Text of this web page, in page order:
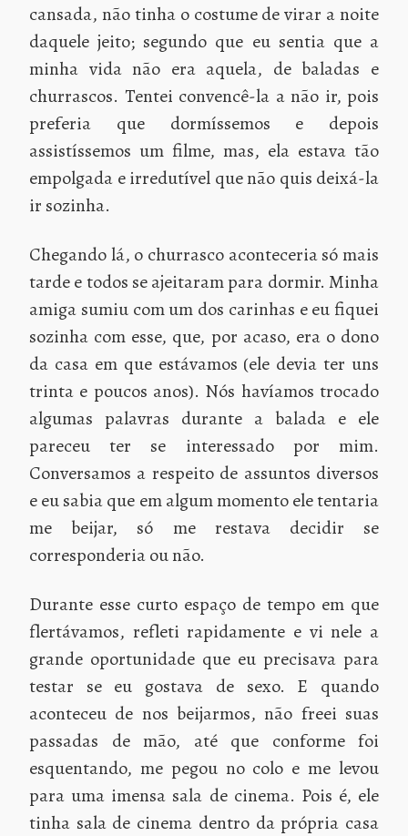
cansada, não tinha o costume de virar a noite
daquele jeito; segundo que eu sentia que a
minha vida não era aquela, de baladas e
churrascos. Tentei convencê-la a não ir, pois
preferia que dormíssemos e depois
assistíssemos um filme, mas, ela estava tão
empolgada e irredutível que não quis deixá-la
ir sozinha.
Chegando lá, o churrasco aconteceria só mais
tarde e todos se ajeitaram para dormir. Minha
amiga sumiu com um dos carinhas e eu fiquei
sozinha com esse, que, por acaso, era o dono
da casa em que estávamos (ele devia ter uns
trinta e poucos anos). Nós havíamos trocado
algumas palavras durante a balada e ele
pareceu ter se interessado por mim.
Conversamos a respeito de assuntos diversos
e eu sabia que em algum momento ele tentaria
me beijar, só me restava decidir se
corresponderia ou não.
Durante esse curto espaço de tempo em que
flertávamos, refleti rapidamente e vi nele a
grande oportunidade que eu precisava para
testar se eu gostava de sexo. E quando
aconteceu de nos beijarmos, não freei suas
passadas de mão, até que conforme foi
esquentando, me pegou no colo e me levou
para uma imensa sala de cinema. Pois é, ele
tinha sala de cinema dentro da própria casa